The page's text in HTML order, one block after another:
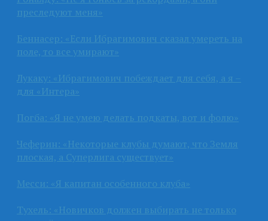
преследуют меня»
Беннасер: «Если Ибрагимович сказал умереть на
поле, то все умирают»
Лукаку: «Ибрагимович побеждает для себя, а я –
для «Интера»
Погба: «Я не умею делать подкаты, вот и фолю»
Чеферин: «Некоторые клубы думают, что Земля
плоская, а Суперлига существует»
Месси: «Я капитан особенного клуба»
Тухель: «Новичков должен выбирать не только